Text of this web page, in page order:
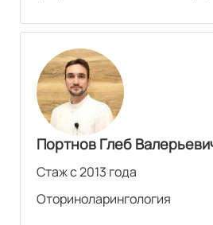
Портнов Глеб
Стаж с 2013 года
Оториноларингология